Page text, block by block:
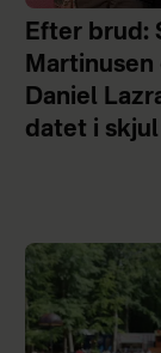
Efter brud:
Martinusen
Daniel
datet i skjul